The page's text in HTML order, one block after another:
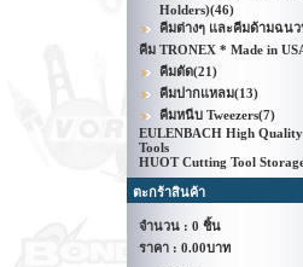
Holders)(46)
คีมต่างๆ และคีมด้ามฉน
คีม TRONEX * Made in
คีมตัด(21)
คีมปากแหลม(13)
คีมหนีบ Tweezers(7)
EULENBACH High
Tools
HUOT Cutting Tool
ตะกร้าสินค้า
จำนวน : 0 ชิ้น
ราคา : 0.00บาท